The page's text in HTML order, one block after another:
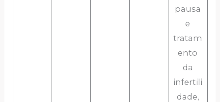
pausa
e
tratam
ento
da
infertili
dade,